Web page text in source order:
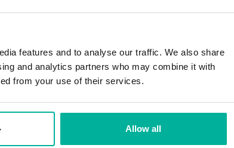
features and to analyse our traffic. We also share
and analytics partners who may combine it with
from your use of their services.
Allow all
dig inte för att fylla din inkorg eller behöva
din verksamhet växer. Vi har sett till
flera domäner
valfri domän till din inkorg.